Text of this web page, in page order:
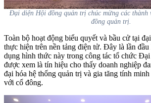
Đại diện Hội đồng quản trị chúc mừng các thành
đồng quản trị.
Toàn bộ hoạt động biểu quyết và bầu cử tại
thực hiện trên nền tảng điện tử. Đây là lần
dụng hình thức này trong công tác tổ chức
được xem là tín hiệu cho thấy doanh nghiệp
đại hóa hệ thống quản trị và gia tăng tính
với cổ đông.